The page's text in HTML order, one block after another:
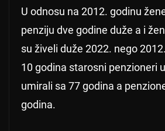
U odnosu na 2012. godinu
penziju dve godine duže a i
su živeli duže 2022. nego
10 godina starosni penzioneri
umirali sa 77 godina a
godina.